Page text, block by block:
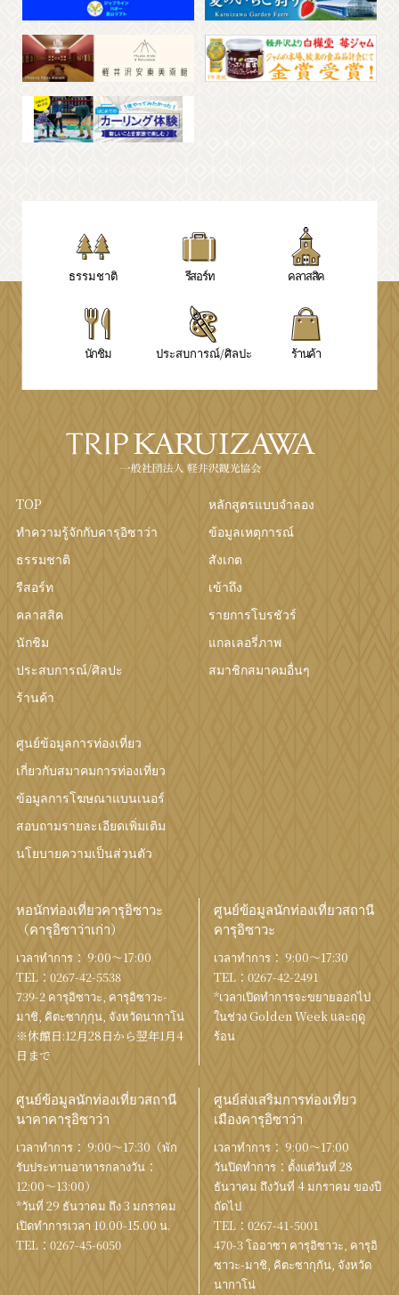
ธรรมชาติ รีสอร์ท คลาสสิค
นักชิม ประสบการณ์/ศิลปะ ร้านค้า
TOP
ทำความรู้จักกับคารุอิซาว่า
ธรรมชาติ
รีสอร์ท
คลาสสิค
นักชิม
ประสบการณ์/ศิลปะ
ร้านค้า
หลักสูตรแบบจำลอง
ข้อมูลเหตุการณ์
สังเกต
เข้าถึง
รายการโบรชัวร์
แกลเลอรี่ภาพ
สมาชิกสมาคมอื่นๆ
ศูนย์ข้อมูลการท่องเที่ยว
เกี่ยวกับสมาคมการท่องเที่ยว
ข้อมูลการโฆษณาแบนเนอร์
สอบถามรายละเอียดเพิ่มเติม
นโยบายความเป็นส่วนตัว
หอนักท่องเที่ยวคารุอิซาวะ
（คารุอิซาว่าเก่า）
เวลาทำการ： 9:00〜17:00
TEL： 0267-42-5538
739-2 คารุอิซาวะ, คารุอิซาวะ-
มาชิ, คิตะซากุกุน, จังหวัดนากาโน่
※休館日:12月28日から翌年1月4
日まで
ศูนย์ข้อมูลนักท่องเที่ยวสถานี
คารุอิซาวะ
เวลาทำการ： 9:00〜17:30
TEL： 0267-42-2491
*เวลาเปิดทำการจะขยายออกไป
ในช่วง Golden Week และฤดู
ร้อน
ศูนย์ข้อมูลนักท่องเที่ยวสถานี
นาคาคารุอิซาว่า
เวลาทำการ： 9:00〜17:30（พัก
รับประทานอาหารกลางวัน：
12:00〜13:00）
*วันที่ 29 ธันวาคม ถึง 3 มกราคม
เปิดทำการเวลา 10.00-15.00 น.
TEL： 0267-45-6050
ศูนย์ส่งเสริมการท่องเที่ยว
เมืองคารุอิซาว่า
เวลาทำการ： 9:00〜17:00
วันปิดทำการ：ตั้งแต่วันที่ 28
ธันวาคม ถึงวันที่ 4 มกราคม ของปี
ถัดไป
TEL： 0267-41-5001
470-3 โออาซา คารุอิซาวะ, คารุอิ
ซาวะ-มาชิ, คิตะซากุกัน, จังหวัด
นากาโน่